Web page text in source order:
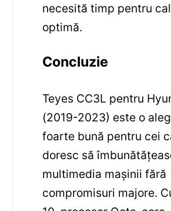
necesită timp pentru
optimă.
Concluzie
Teyes CC3L pentru
(2019-2023) este o
foarte bună pentru cei
doresc să
multimedia mașinii fără
compromisuri majore.